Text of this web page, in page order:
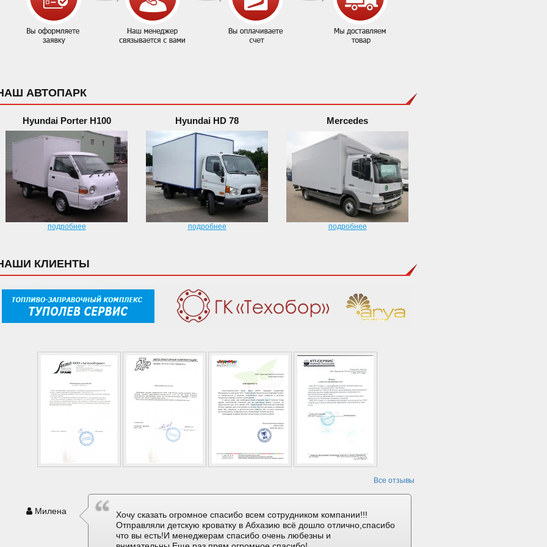
АВТОПАРК
Hyundai Porter H100
подробнее
Hyundai HD 78
подробнее
Mercedes
подробнее
КЛИЕНТЫ
Все отзывы
Милена
Хочу сказать огромное спасибо всем сотрудником компании!!!
Отправляли детскую кроватку в Абхазию всё дошло отлично,спасибо
что вы есть!И менеджерам спасибо очень любезны и